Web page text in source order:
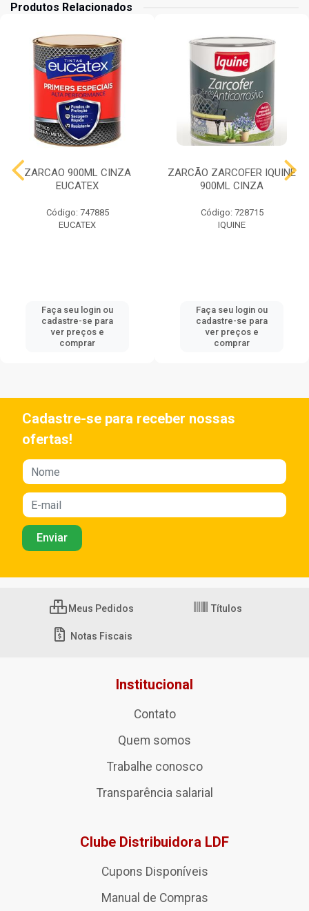
Produtos Relacionados
ZARCAO 900ML CINZA
EUCATEX
Código: 747885
EUCATEX
Faça seu login ou
cadastre-se para
ver preços e
comprar
ZARCÃO ZARCOFER IQUINE
900ML CINZA
Código: 728715
IQUINE
Faça seu login ou
cadastre-se para
ver preços e
comprar
Cadastre-se para receber nossas
ofertas!
Meus Pedidos Títulos
Notas Fiscais
Institucional
Contato
Quem somos
Trabalhe conosco
Transparência salarial
Clube Distribuidora LDF
Cupons Disponíveis
Manual de Compras